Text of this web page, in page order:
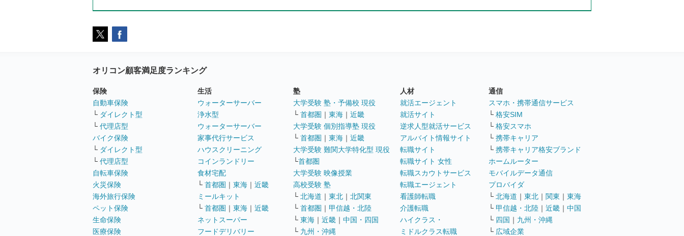
オリコン顧客満足度ランキング
保険
自動車保険
└ ダイレクト型
└ 代理店型
バイク保険
└ ダイレクト型
└ 代理店型
自転車保険
火災保険
海外旅行保険
ペット保険
生命保険
医療保険
生活
ウォーターサーバー
浄水型
ウォーターサーバー
家事代行サービス
ハウスクリーニング
コインランドリー
食材宅配
└ 首都圏 ｜ 東海 ｜ 近畿
ミールキット
└ 首都圏 ｜ 東海 ｜ 近畿
ネットスーパー
フードデリバリー
塾
大学受験 塾・予備校 現役
└ 首都圏 ｜ 東海 ｜ 近畿
大学受験 個別指導塾 現役
└ 首都圏 ｜ 東海 ｜ 近畿
大学受験 難関大学特化型 現役
└首都圏
大学受験 映像授業
高校受験 塾
└ 北海道 ｜ 東北 ｜ 北関東
└ 首都圏 ｜ 甲信越・北陸
└ 東海 ｜ 近畿 ｜ 中国・四国
└ 九州・沖縄
人材
就活エージェント
就活サイト
逆求人型就活サービス
アルバイト情報サイト
転職サイト
転職サイト 女性
転職スカウトサービス
転職エージェント
看護師転職
介護転職
ハイクラス・
ミドルクラス転職
通信
スマホ・携帯通信サービス
└ 格安SIM
└ 格安スマホ
└ 携帯キャリア
└ 携帯キャリア格安ブランド
ホームルーター
モバイルデータ通信
プロバイダ
└ 北海道 ｜ 東北 ｜ 関東 ｜ 東海
└ 甲信越・北陸 ｜ 近畿 ｜ 中国
└ 四国 ｜ 九州・沖縄
└ 広域企業